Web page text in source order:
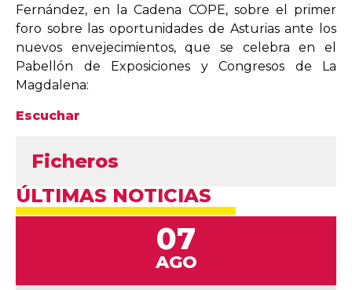
Fernández, en la Cadena COPE, sobre el primer
foro sobre las oportunidades de Asturias ante los
nuevos envejecimientos, que se celebra en el
Pabellón de Exposiciones y Congresos de La
Magdalena:
Escuchar
Ficheros
ÚLTIMAS NOTICIAS
07
AGO